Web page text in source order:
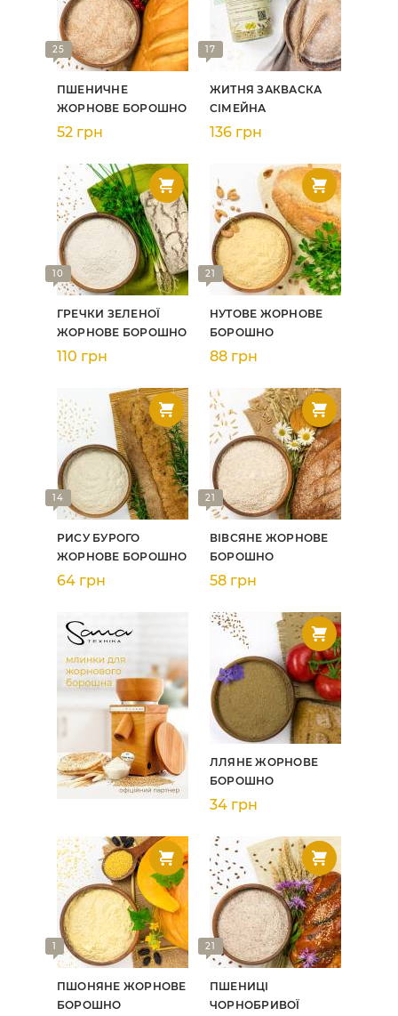
25
ПШЕНИЧНЕ
ЖОРНОВЕ БОРОШНО
52 грн
17
ЖИТНЯ ЗАКВАСКА
СІМЕЙНА
136 грн
10
ГРЕЧКИ ЗЕЛЕНОЇ
ЖОРНОВЕ БОРОШНО
110 грн
21
НУТОВЕ ЖОРНОВЕ
БОРОШНО
88 грн
14
РИСУ БУРОГО
ЖОРНОВЕ БОРОШНО
64 грн
21
ВІВСЯНЕ ЖОРНОВЕ
БОРОШНО
58 грн
ЛЛЯНЕ ЖОРНОВЕ
БОРОШНО
34 грн
1
ПШОНЯНЕ ЖОРНОВЕ
БОРОШНО
21
ПШЕНИЦІ
ЧОРНОБРИВОЇ